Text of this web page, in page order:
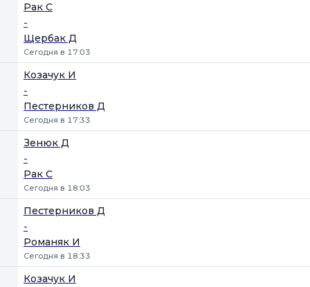
Рак С
-
Щербак Д
Сегодня в 17:03
Козачук И
-
Пестерников Д
Сегодня в 17:33
Зенюк Д
-
Рак С
Сегодня в 18:03
Пестерников Д
-
Романяк И
Сегодня в 18:33
Козачук И